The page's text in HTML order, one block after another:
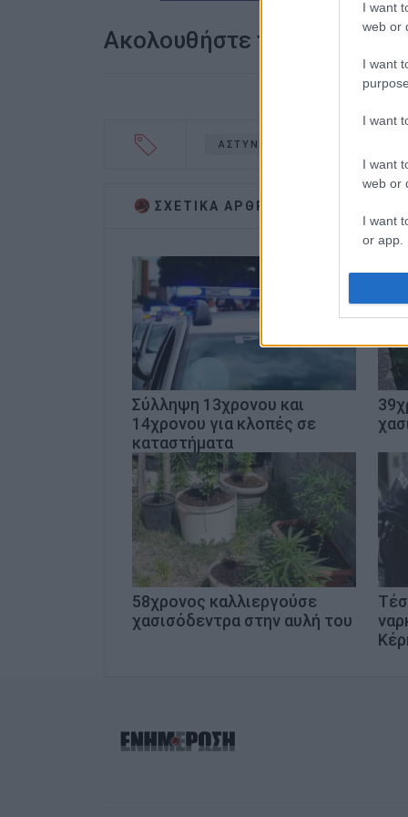
I want
web or
I want
I want
I want
web or
I want
or app.
I want
I want
Ακολουθήστε το enimerosi
ΑΣΤΥΝΟΜΙΑ
ΣΧΕΤΙΚA AΡΘΡΑ
Σύλληψη 13χρονου και
14χρονου για κλοπές σε
καταστήματα
58χρονος καλλιεργούσε
χασισόδεντρα στην αυλή του